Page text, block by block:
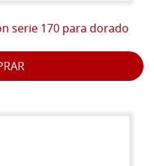
serie 170 para dorado